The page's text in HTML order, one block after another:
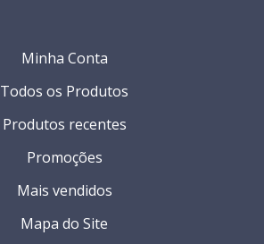
Minha Conta
Todos os Produtos
Produtos recentes
Promoções
Mais vendidos
Mapa do Site